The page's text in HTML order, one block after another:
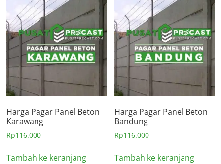
Harga Pagar Panel Beton
Karawang
Rp116.000
Tambah ke keranjang
Harga Pagar Panel Beton
Bandung
Rp116.000
Tambah ke keranjang